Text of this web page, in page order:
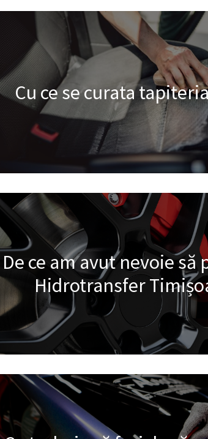
Cu ce se curata
De ce am avut nevoie să
Hidrotransfer